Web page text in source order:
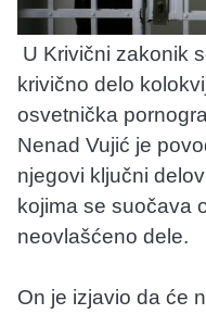
U Krivični zakonik
krivično delo
osvetnička
Nenad Vujić je
njegovi ključni
kojima se suočava
neovlašćeno dele.
On je izjavio da će